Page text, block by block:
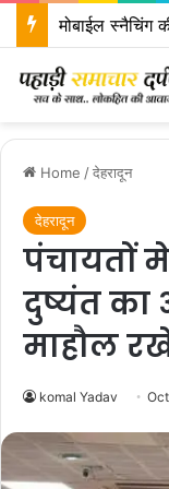
Home /देहरादून
देहरादून
पंचायतों
दुष्यंत का
माहौल
komal Yadav